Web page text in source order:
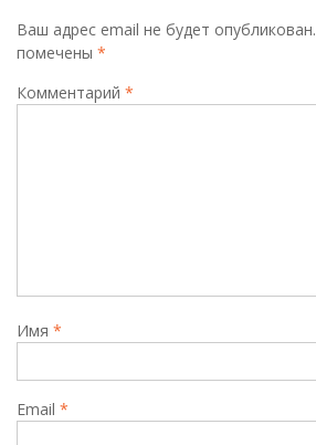
Ваш адрес email не будет опубликован.
помечены *
Комментарий *
Имя *
Email *